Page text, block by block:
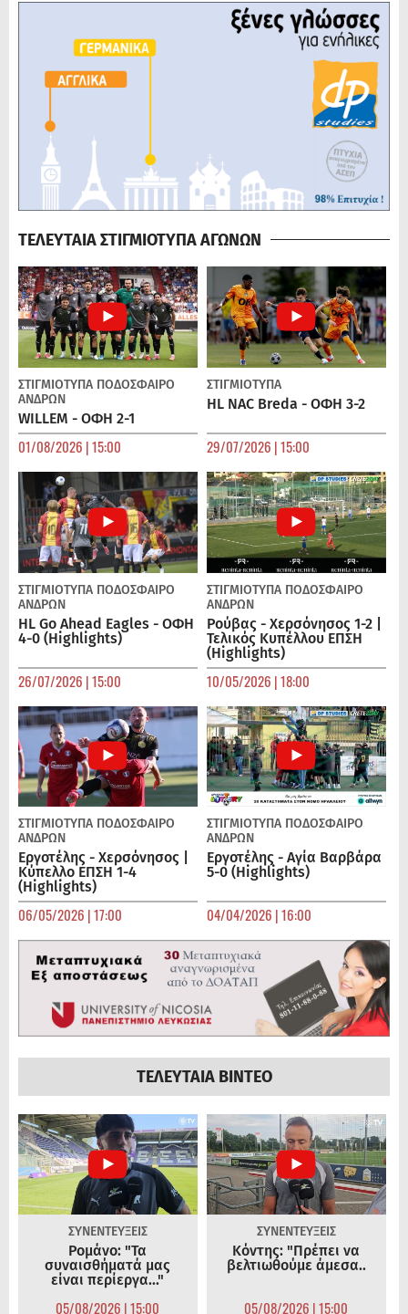
ΤΕΛΕΥΤΑΙΑ ΣΤΙΓΜΙΟΤΥΠΑ ΑΓΩΝΩΝ
ΣΤΙΓΜΙΟΤΥΠΑ ΠΟΔΌΣΦΑΙΡΟ
ΑΝΔΡΏΝ
WILLEM - ΟΦΗ 2-1
01/08/2026 | 15:00
ΣΤΙΓΜΙΟΤΥΠΑ
HL NAC Breda - ΟΦΗ 3-2
29/07/2026 | 15:00
ΣΤΙΓΜΙΟΤΥΠΑ ΠΟΔΌΣΦΑΙΡΟ
ΑΝΔΡΏΝ
HL Go Ahead Eagles - ΟΦΗ
4-0 (Highlights)
26/07/2026 | 15:00
ΣΤΙΓΜΙΟΤΥΠΑ ΠΟΔΌΣΦΑΙΡΟ
ΑΝΔΡΏΝ
Ρούβας - Χερσόνησος 1-2 |
Τελικός Κυπέλλου ΕΠΣΗ
(Highlights)
10/05/2026 | 18:00
ΣΤΙΓΜΙΟΤΥΠΑ ΠΟΔΌΣΦΑΙΡΟ
ΑΝΔΡΏΝ
Εργοτέλης - Χερσόνησος |
Κύπελλο ΕΠΣΗ 1-4
(Highlights)
06/05/2026 | 17:00
ΣΤΙΓΜΙΟΤΥΠΑ ΠΟΔΌΣΦΑΙΡΟ
ΑΝΔΡΏΝ
Εργοτέλης - Αγία Βαρβάρα
5-0 (Highlights)
04/04/2026 | 16:00
ΤΕΛΕΥΤΑΙΑ ΒΙΝΤΕΟ
ΣΥΝΕΝΤΕΥΞΕΙΣ
Ρομάνο: "Τα
συναισθήματά μας
είναι περίεργα..."
05/08/2026 | 15:00
ΣΥΝΕΝΤΕΥΞΕΙΣ
Κόντης: "Πρέπει να
βελτιωθούμε άμεσα..
05/08/2026 | 15:00